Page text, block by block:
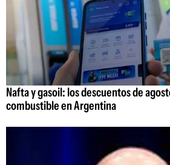
Nafta y gasoil: los descuentos de
combustible en Argentina